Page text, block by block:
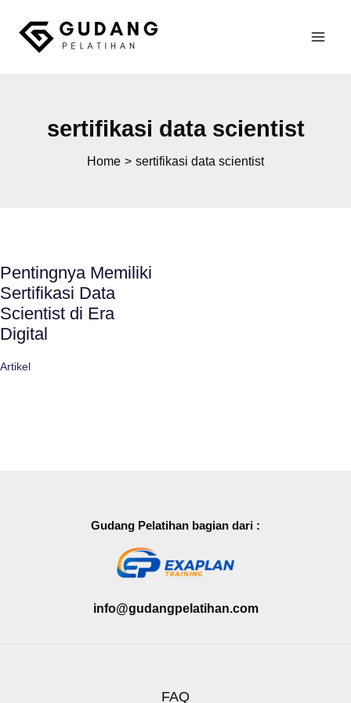
content
sertifikasi data scientist
Home sertifikasi data scientist
Pentingnya Memiliki
Sertifikasi Data
Scientist di Era
Digital
Artikel
Gudang Pelatihan bagian dari :
info@gudangpelatihan.com
FAQ